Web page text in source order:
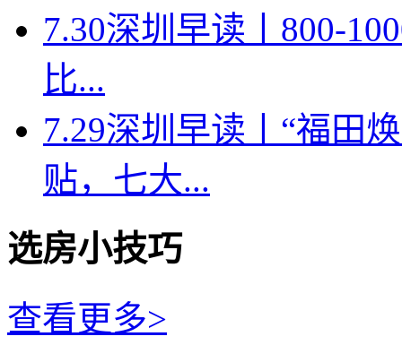
7.30深圳早读丨800-
比...
7.29深圳早读丨“福田
贴，七大...
选房小技巧
查看更多>